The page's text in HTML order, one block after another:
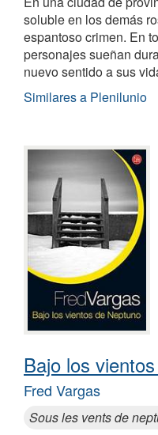
soluble en los demás
espantoso crimen. En
personajes sueñan
nuevo sentido a sus
Similares a Plenilunio
Bajo los
Fred Vargas
Sous les vents de